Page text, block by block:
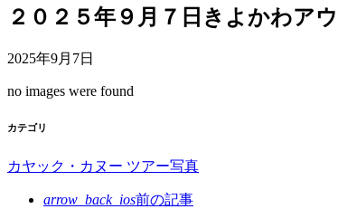
２０２５年９月７日きよかわア
2025年9月7日
no images were found
カテゴリ
カヤック・カヌー ツアー写真
arrow_back_ios前の記事